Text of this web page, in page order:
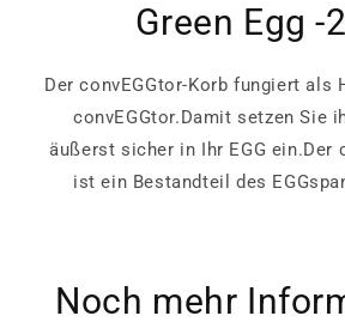
Green Egg -
Der convEGGtor-Korb fungiert als
convEGGtor.Damit setzen Sie
äußerst sicher in Ihr EGG ein.Der
ist ein Bestandteil des
Noch mehr